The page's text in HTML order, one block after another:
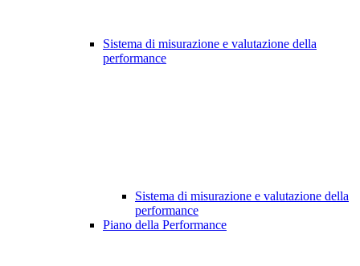
Sistema di misurazione e valutazione della
performance
Sistema di misurazione e valutazione della
performance
Piano della Performance